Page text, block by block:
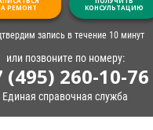
РЕМОНТ
КОНСУЛЬТАЦИЮ
запись в течение 10 минут
или позвоните по номеру:
(495) 260-10-76
Единая справочная служба